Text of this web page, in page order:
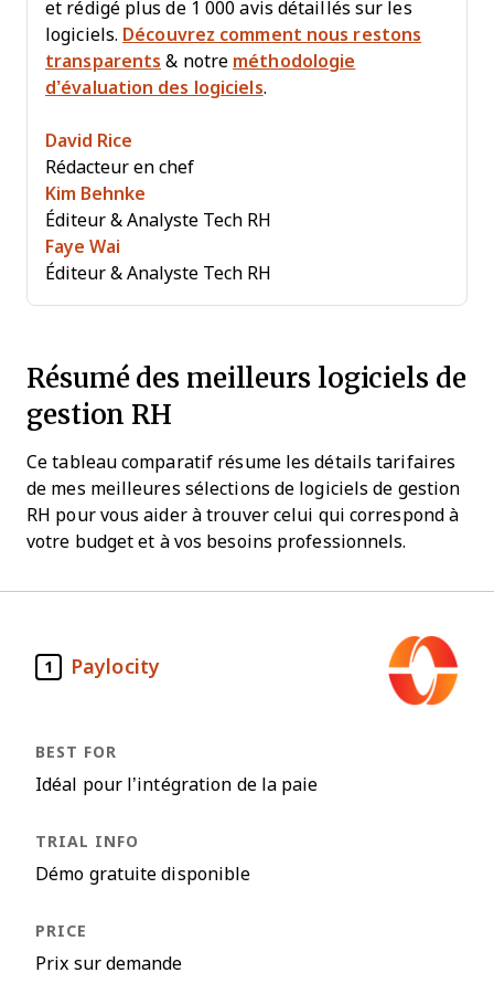
et rédigé plus de 1 000 avis détaillés sur les
logiciels. Découvrez comment nous restons
transparents & notre méthodologie
d’évaluation des logiciels.
David Rice
Rédacteur en chef
Kim Behnke
Éditeur & Analyste Tech RH
Faye Wai
Éditeur & Analyste Tech RH
Résumé des meilleurs logiciels de
gestion RH
Ce tableau comparatif résume les détails tarifaires
de mes meilleures sélections de logiciels de gestion
RH pour vous aider à trouver celui qui correspond à
votre budget et à vos besoins professionnels.
1 Paylocity
Idéal pour l’intégration de la paie
Démo gratuite disponible
Prix sur demande